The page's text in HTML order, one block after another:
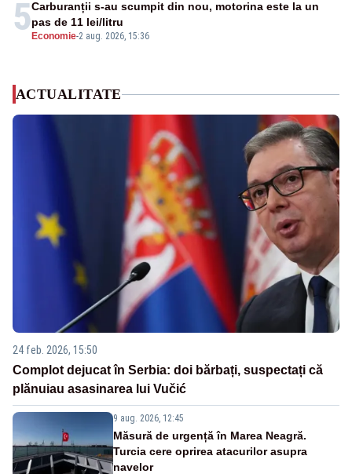
5 Economie-2 aug. 2026, 15:36
Carburanții s-au scumpit din nou, motorina este la un
pas de 11 lei/litru
ACTUALITATE
24 feb. 2026, 15:50
Complot dejucat în Serbia: doi bărbați, suspectați că
plănuiau asasinarea lui Vučić
9 aug. 2026, 12:45
Măsură de urgență în Marea Neagră.
Turcia cere oprirea atacurilor asupra
navelor